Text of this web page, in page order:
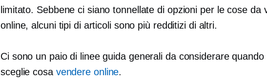
limitato. Sebbene ci siano tonnellate di opzioni per le cose da
online, alcuni tipi di articoli sono più redditizi di altri.
Ci sono un paio di linee guida generali da considerare quando
sceglie cosa vendere online.